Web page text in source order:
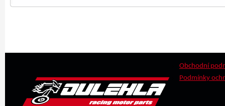
Obchodní
Podmínky